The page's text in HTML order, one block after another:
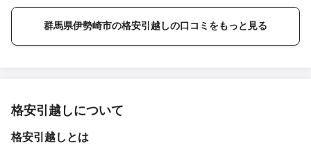
群馬県伊勢崎市の格安引越しの口コミをもっと見る
格安引越しについて
格安引越しとは